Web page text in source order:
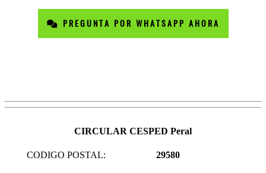
PREGUNTA POR WHATSAPP AHORA
CIRCULAR CESPED Peral
CODIGO POSTAL: 29580